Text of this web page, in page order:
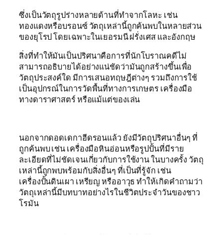
ซึ่งเป็นวัตถุรูปร่างหลายด้านที่ทำจากโลหะ เช่น
ทองแดงหรือบรอนซ์ วัตถุเหล่านี้ถูกค้นพบในหลายส่วน
ของยุโรป โดยเฉพาะในเยอรมนี ฝรั่งเศส และอังกฤษ
สิ่งที่ทำให้มันเป็นปริศนาคือการที่นักโบราณคดีไม่
สามารถอธิบายได้อย่างแน่ชัดว่ามันถูกสร้างขึ้นเพื่อ
วัตถุประสงค์ใด มีการเสนอทฤษฎีต่างๆ รวมถึงการใช้
เป็นอุปกรณ์ในการวัดพื้นที่ทางการเกษตร เครื่องมือ
ทางดาราศาสตร์ หรือแม้แต่ของเล่น
นอกจากดอดเดกาฮีดรอนแล้ว ยังมีวัตถุปริศนาอื่นๆ ที่
ถูกค้นพบ เช่น เครื่องมือหินอ่อนหรือรูปปั้นที่มีราย
ละเอียดที่ไม่ชัดเจนเกี่ยวกับการใช้งาน ในบางครั้ง วัตถุ
เหล่านี้ถูกพบพร้อมกับสิ่งอื่นๆ ที่เป็นที่รู้จัก เช่น
เครื่องปั้นดินเผา เหรียญ หรืออาวุธ ทำให้เกิดคำถามว่า
วัตถุเหล่านี้มีบทบาทอย่างไรในชีวิตประจำวันของชาว
โรมัน